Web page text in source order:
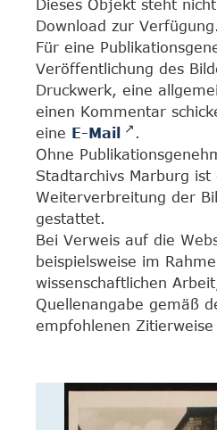
Dieses Objekt steht
Download zur Verfügung.
Für eine
Veröffentlichung des
Druckwerk, eine
einen Kommentar
eine E-Mail
.
Ohne
Stadtarchivs Marburg ist
Weiterverbreitung der
gestattet.
Bei Verweis auf die
beispielsweise im
wissenschaftlichen
Quellenangabe gemäß
empfohlenen